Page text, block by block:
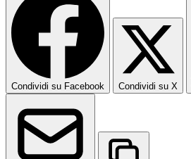
Condividi su Facebook Condividi su X